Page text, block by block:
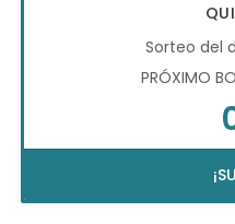
Sorteo del
PRÓXIMO